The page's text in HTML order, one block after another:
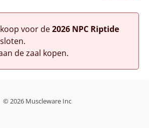
voor de2026 NPC Riptide
de zaal kopen.
© 2026 Muscleware Inc